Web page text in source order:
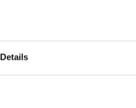
Details